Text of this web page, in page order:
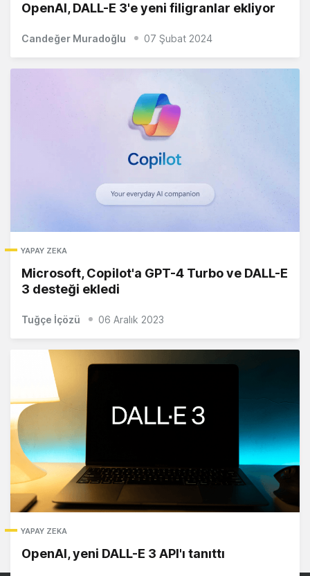
OpenAI, DALL-E 3'e yeni filigranlar ekliyor
Candeğer Muradoğlu 07 Şubat 2024
YAPAY ZEKA
Microsoft, Copilot'a GPT-4 Turbo ve DALL-E
3 desteği ekledi
Tuğçe İçözü 06 Aralık 2023
YAPAY ZEKA
OpenAI, yeni DALL-E 3 API'ı tanıttı